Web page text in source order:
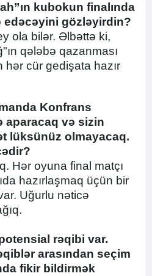
kubokun finalında
edəcəyini gözləyirdin?
ola bilər. Əlbəttə ki,
qələbə qazanması
hər cür gedişata hazır
Konfrans
aparacaq və sizin
lüksünüz olmayacaq.
Hər oyuna final matçı
hazırlaşmaq üçün bir
Uğurlu nəticə
rəqibi var.
arasından seçim
fikir bildirmək